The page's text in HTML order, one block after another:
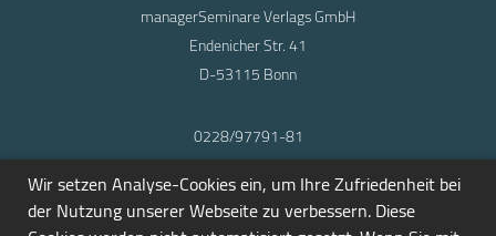
managerSeminare Verlags GmbH
Endenicher Str. 41
D-53115 Bonn
0228/97791-81
info@seminarmarkt.de
© 2001-2026
Wir setzen Analyse-Cookies ein, um Ihre Zufriedenheit bei
der Nutzung unserer Webseite zu verbessern. Diese